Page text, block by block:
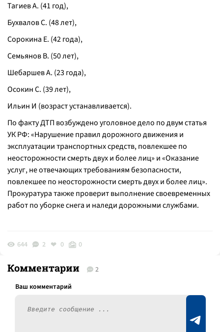
Тагиев А. (41 год),
Бухвалов С. (48 лет),
Сорокина Е. (42 года),
Семьянов В. (50 лет),
Шебаршев А. (23 года),
Осокин С. (39 лет),
Ильин И (возраст устанавливается).
По факту ДТП возбуждено уголовное дело по двум статья
УК РФ: «Нарушение правил дорожного движения и
эксплуатации транспортных средств, повлекшее по
неосторожности смерть двух и более лиц» и «Оказание
услуг, не отвечающих требованиям безопасности,
повлекшее по неосторожности смерть двух и более лиц».
Прокуратура также проверит выполнение своевременных
работ по уборке снега и наледи дорожными службами.
644 2 0 0
Комментарии 2